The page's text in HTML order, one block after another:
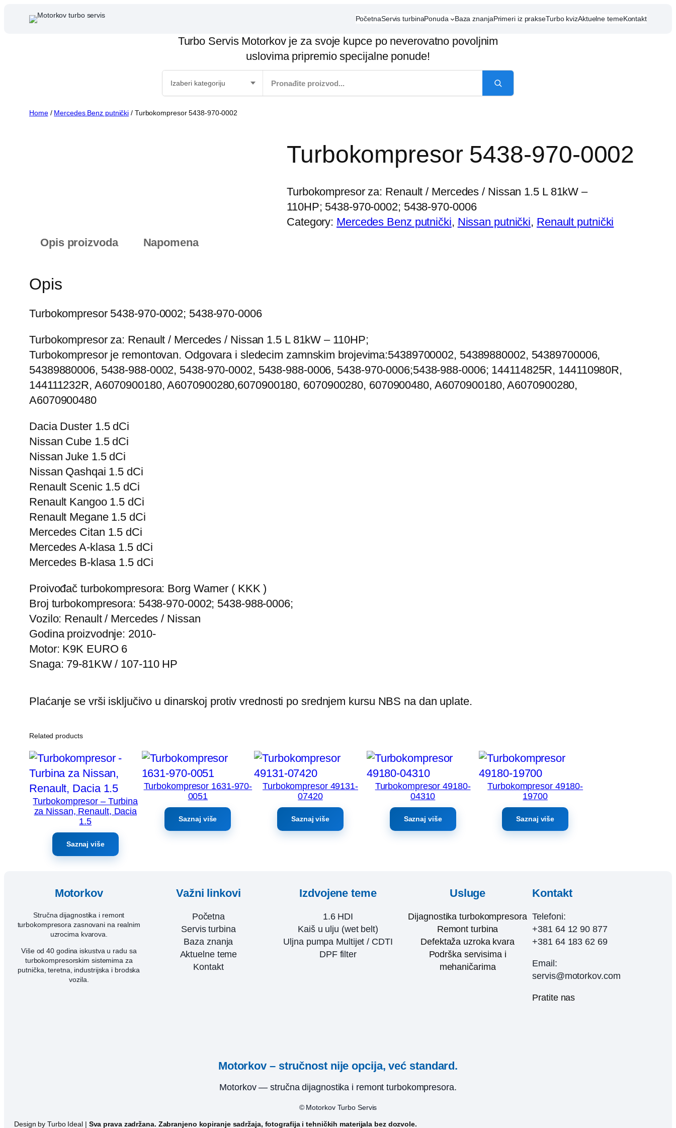
PočetnaServis turbinaPonuda Baza znanjaPrimeri iz prakseTurbo kvizAktuelne temeKontakt
Turbo Servis Motorkov je za svoje kupce po neverovatno povoljnim
uslovima pripremio specijalne ponude!
Home/ Mercedes Benz putnički / Turbokompresor 5438-970-0002
Turbokompresor 5438-970-0002
Turbokompresor za: Renault / Mercedes / Nissan 1.5 L 81kW –
110HP; 5438-970-0002; 5438-970-0006
Category: Mercedes Benz putnički, Nissan putnički, Renault putnički
Opis proizvoda
Napomena
Opis
Turbokompresor 5438-970-0002; 5438-970-0006
Turbokompresor za: Renault / Mercedes / Nissan 1.5 L 81kW – 110HP;
Turbokompresor je remontovan. Odgovara i sledecim zamnskim brojevima:54389700002, 54389880002, 54389700006,
54389880006, 5438-988-0002, 5438-970-0002, 5438-988-0006, 5438-970-0006;5438-988-0006; 144114825R, 144110980R,
144111232R, A6070900180, A6070900280,6070900180, 6070900280, 6070900480, A6070900180, A6070900280,
A6070900480
Dacia Duster 1.5 dCi
Nissan Cube 1.5 dCi
Nissan Juke 1.5 dCi
Nissan Qashqai 1.5 dCi
Renault Scenic 1.5 dCi
Renault Kangoo 1.5 dCi
Renault Megane 1.5 dCi
Mercedes Citan 1.5 dCi
Mercedes A-klasa 1.5 dCi
Mercedes B-klasa 1.5 dCi
Proivođač turbokompresora: Borg Warner ( KKK )
Broj turbokompresora: 5438-970-0002; 5438-988-0006;
Vozilo: Renault / Mercedes / Nissan
Godina proizvodnje: 2010-
Motor: K9K EURO 6
Snaga: 79-81KW / 107-110 HP
Plaćanje se vrši isključivo u dinarskoj protiv vrednosti po srednjem kursu NBS na dan uplate.
Related products
Turbokompresor – Turbina
za Nissan, Renault, Dacia
1.5
Saznaj više
Turbokompresor 1631-970-
0051
Saznaj više
Turbokompresor 49131-
07420
Saznaj više
Turbokompresor 49180-
04310
Saznaj više
Turbokompresor 49180-
19700
Saznaj više
Motorkov
Stručna dijagnostika i remont
turbokompresora zasnovani na realnim
uzrocima kvarova.
Više od 40 godina iskustva u radu sa
turbokompresorskim sistemima za
putnička, teretna, industrijska i brodska
vozila.
Važni linkovi
Početna
Servis turbina
Baza znanja
Aktuelne teme
Kontakt
Izdvojene teme
1.6 HDI
Kaiš u ulju (wet belt)
Uljna pumpa Multijet / CDTI
DPF filter
Usluge
Dijagnostika turbokompresora
Remont turbina
Defektaža uzroka kvara
Podrška servisima i
mehaničarima
Kontakt
Telefoni:
+381 64 12 90 877
+381 64 183 62 69
Email:
servis@motorkov.com
Pratite nas
Motorkov – stručnost nije opcija, već standard.
Motorkov — stručna dijagnostika i remont turbokompresora.
© Motorkov Turbo Servis
Design by Turbo Ideal | Sva prava zadržana. Zabranjeno kopiranje sadržaja, fotografija i tehničkih materijala bez dozvole.